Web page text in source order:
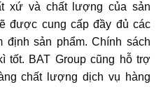
xứ và chất lượng của sản
được cung cấp đầy đủ các
định sản phẩm. Chính sách
tốt. BAT Group cũng hỗ trợ
chất lượng dịch vụ hàng